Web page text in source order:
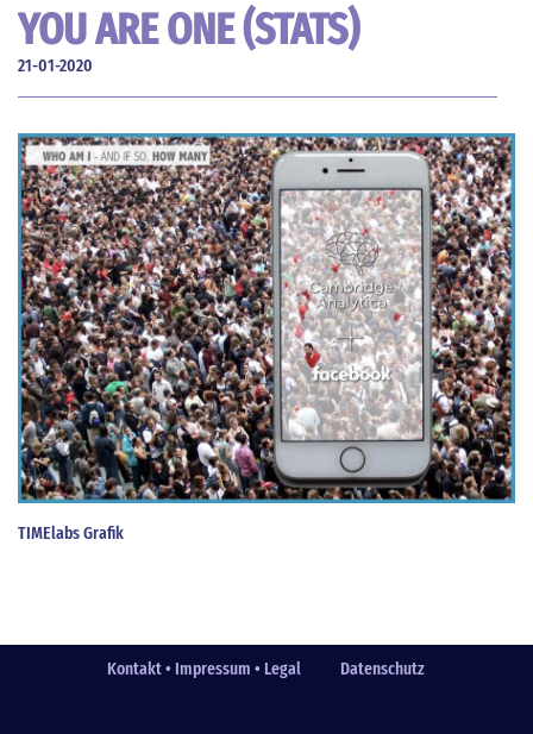
YOU ARE ONE (STATS)
NUMBER
21-01-2020
TIMElabs Grafik
Fußzeile
Kontakt • Impressum • Legal Datenschutz